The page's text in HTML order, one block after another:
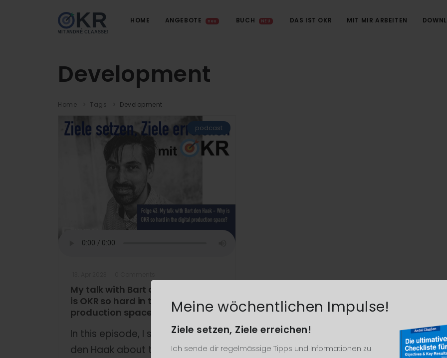
Meine wöchentlichen Impulse!
Ziele setzen, Ziele erreichen!
Ich sende dir regelmässige Tipps und Informationen zu
HOME ANGEBOTE neu BUCH NEU DAS IST OKR MIT MIR ARBEITEN
Development
Home Tags Development
podcast
My talk with Bart den Haak - Why
is OKR so hard in the digital
production space?
In this episode, I speak with Bart
den Haak about the many